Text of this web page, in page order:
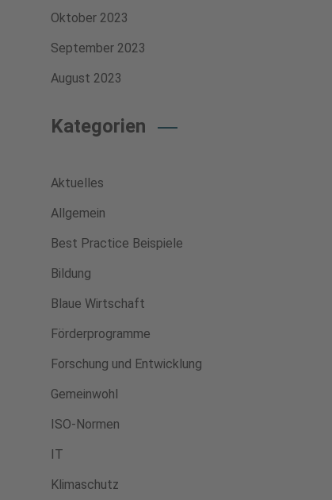
Oktober 2023
September 2023
August 2023
Kategorien
Aktuelles
Allgemein
Best Practice Beispiele
Bildung
Blaue Wirtschaft
Förderprogramme
Forschung und Entwicklung
Gemeinwohl
ISO-Normen
IT
Klimaschutz